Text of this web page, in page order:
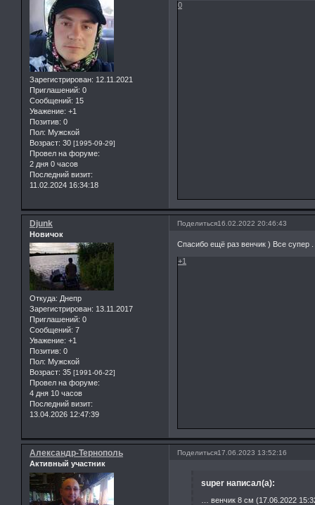
Зарегистрирован: 12.11.2021
Приглашений: 0
Сообщений: 15
Уважение: +1
Позитив: 0
Пол: Мужской
Возраст: 30 [1995-09-29]
Провел на форуме:
2 дня 0 часов
Последний визит:
11.02.2024 16:34:18
0
Поделиться16.02.2022 20:46:43
Djunk
Новичок
Откуда: Днепр
Зарегистрирован: 13.11.2017
Приглашений: 0
Сообщений: 7
Уважение: +1
Позитив: 0
Пол: Мужской
Возраст: 35 [1991-06-22]
Провел на форуме:
4 дня 10 часов
Последний визит:
13.04.2026 12:47:39
Спасибо ещё раз венчик ) Все супер .
+1
Поделиться17.06.2023 13:52:16
Александр-Тернополь
Активный участник
super написал(а):
… венчик 8 см (17.06.2022